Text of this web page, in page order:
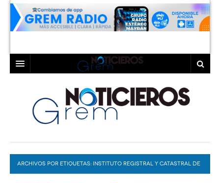
LAGUNA
TORREÓN
GÓMEZ PALACIO
LERDO
COAHUILA
DURANGO
DEPORTES
ARCHIVOS POR ETIQUETAS: INSTITUTO REGISTRAL Y CATASTRAL DE